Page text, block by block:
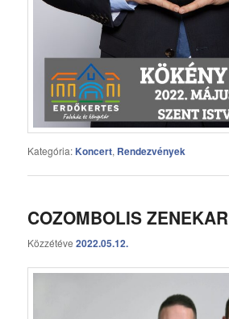
Kategória: Koncert, Rendezvények
COZOMBOLIS ZENEKAR
Közzétéve2022.05.12.